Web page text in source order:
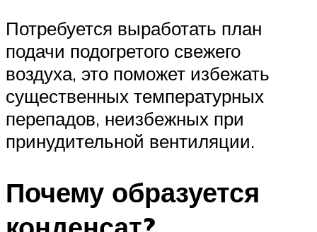
Потребуется выработать план
подачи подогретого свежего
воздуха, это поможет избежать
существенных температурных
перепадов, неизбежных при
принудительной вентиляции.
Почему образуется